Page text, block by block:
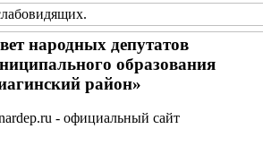
.
народных депутатов
образования
район»
- официальный сайт